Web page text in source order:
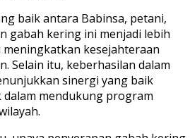
baik antara Babinsa, petani,
gabah kering ini menjadi lebih
kesejahteraan
Selain itu, keberhasilan dalam
sinergi yang baik
mendukung program